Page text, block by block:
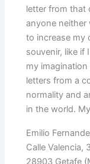
letter from that
anyone neither
to increase my
souvenir, like if
my
letters from a
normality and
in the world.
Emilio
Calle Valencia,
28903 Getafe